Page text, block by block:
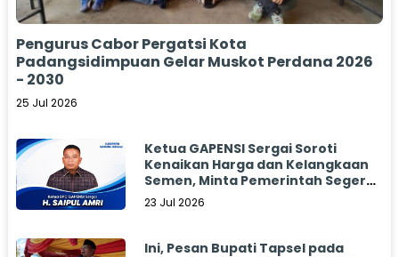
Pengurus Cabor Pergatsi Kota
Padangsidimpuan Gelar Muskot Perdana 2026
- 2030
25 Jul 2026
Ketua GAPENSI Sergai Soroti
Kenaikan Harga dan Kelangkaan
Semen, Minta Pemerintah Segera
Bertindak
23 Jul 2026
Ini, Pesan Bupati Tapsel pada